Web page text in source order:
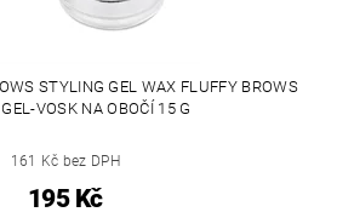
STYLING GEL WAX FLUFFY BROWS
VOSK NA OBOČÍ 15 G
161 Kč bez DPH
195 Kč